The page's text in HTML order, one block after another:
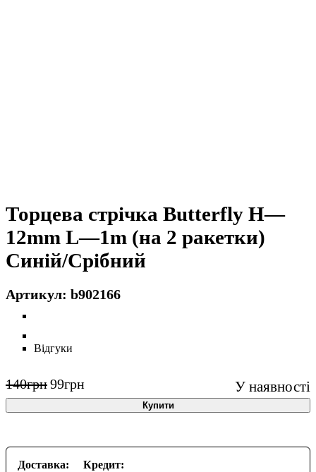
Торцева стрічка Butterfly H—
12mm L—1m (на 2 ракетки)
Синій/Срібний
b902166
Відгуки
140грн99грн
Купити
Доставка: Кредит: